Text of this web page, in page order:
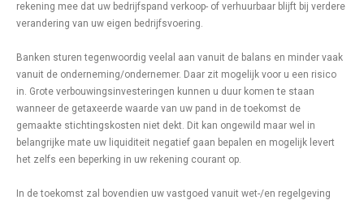
rekening mee dat uw bedrijfspand verkoop- of verhuurbaar blijft bij verdere
verandering van uw eigen bedrijfsvoering.
Banken sturen tegenwoordig veelal aan vanuit de balans en minder vaak
vanuit de onderneming/ondernemer. Daar zit mogelijk voor u een risico
in. Grote verbouwingsinvesteringen kunnen u duur komen te staan
wanneer de getaxeerde waarde van uw pand in de toekomst de
gemaakte stichtingskosten niet dekt. Dit kan ongewild maar wel in
belangrijke mate uw liquiditeit negatief gaan bepalen en mogelijk levert
het zelfs een beperking in uw rekening courant op.
In de toekomst zal bovendien uw vastgoed vanuit wet-/en regelgeving